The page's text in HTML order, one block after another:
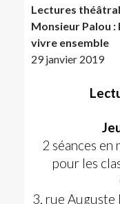
Lectures
Monsieur Palou :
vivre ensemble
29 janvier 2019
2 séances en
pour les
3, rue